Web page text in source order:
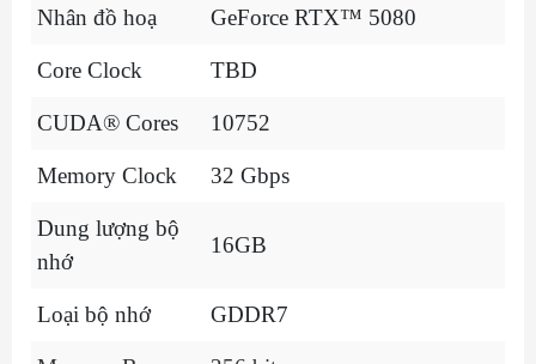
Nhân đồ hoạ GeForce RTX™ 5080
Core Clock TBD
CUDA® Cores 10752
Memory Clock 32 Gbps
Dung lượng bộ
nhớ
16GB
Loại bộ nhớ GDDR7